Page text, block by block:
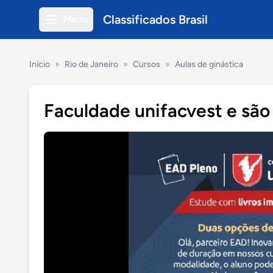
Classificados Brasil
Início » Rio de Janeiro » Cursos » Aulas de ginástica
Faculdade unifacvest e